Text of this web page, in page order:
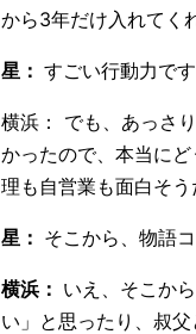
から3年だけ入れてく
星： すごい行動力です
横浜： でも、あっさ
かったので、本当に
理も自営業も面白そう
星： そこから、物語
横浜： いえ、そこか
い」と思ったり、叔